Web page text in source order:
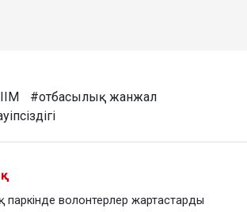
#отбасылық жанжал
паркінде волонтерлер жартастарды